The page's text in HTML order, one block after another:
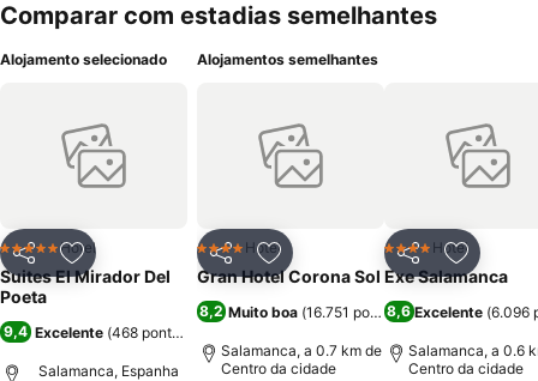
Comparar com estadias semelhantes
Alojamento selecionado
PartilharAdicionar aos favoritos
5 EstrelasHotel
Suites El Mirador Del
Poeta
9,4 Excelente (468 pontuações
Salamanca, Espanha
Alojamentos semelhantes
PartilharAdicionar aos favoritos
4 EstrelasHotel
Gran Hotel Corona Sol
8,2 Muito boa (16.751 pontuações)
Salamanca, a 0.7 km de
Centro da cidade
Partilhar
4 EstrelasHotel
Exe Salamanca
8,6 Excelente (6.096
Salamanca, a 0.6
Centro da cidade